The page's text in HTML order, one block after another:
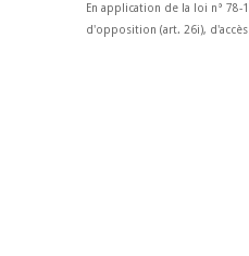
En application de la loi n°
d'opposition (art. 26i),